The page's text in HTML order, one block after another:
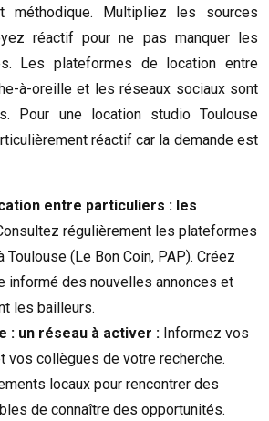
méthodique. Multipliez les sources
réactif pour ne pas manquer les
Les plateformes de location entre
à-oreille et les réseaux sociaux sont
Pour une location studio Toulouse
réactif car la demande est
entre particuliers : les
régulièrement les plateformes
(Le Bon Coin, PAP). Créez
informé des nouvelles annonces et
les bailleurs.
: un réseau à activer : Informez vos
vos collègues de votre recherche.
locaux pour rencontrer des
de connaître des opportunités.